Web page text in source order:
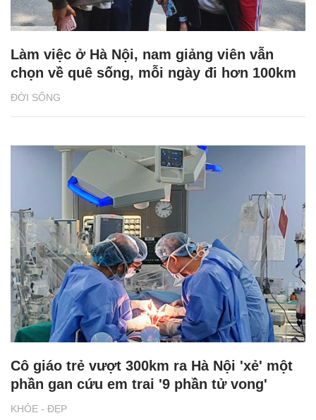
ĐỜI SỐNG
Làm việc ở Hà Nội, nam giảng viên vẫn
chọn về quê sống, mỗi ngày đi hơn 100km
KHỎE - ĐẸP
Cô giáo trẻ vượt 300km ra Hà Nội 'xẻ' một
phần gan cứu em trai '9 phần tử vong'